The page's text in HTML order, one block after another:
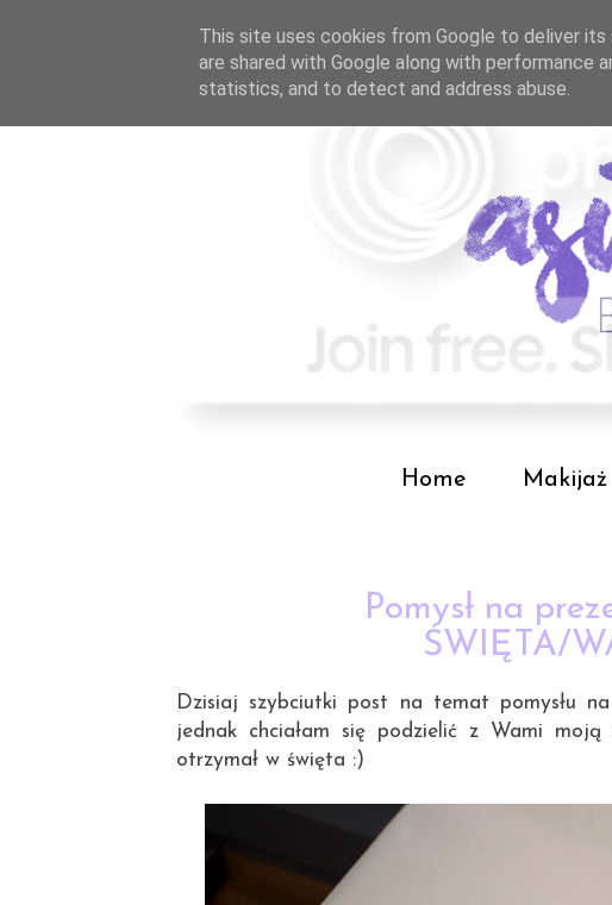
Home Makijaż
Pomysł na
ŚWIĘTA/
Dzisiaj szybciutki post na temat pomysłu
jednak chciałam się podzielić z Wami
otrzymał w święta :)
This site uses cookies from Google to deliver
are shared with Google along with performance
statistics, and to detect and address abuse.